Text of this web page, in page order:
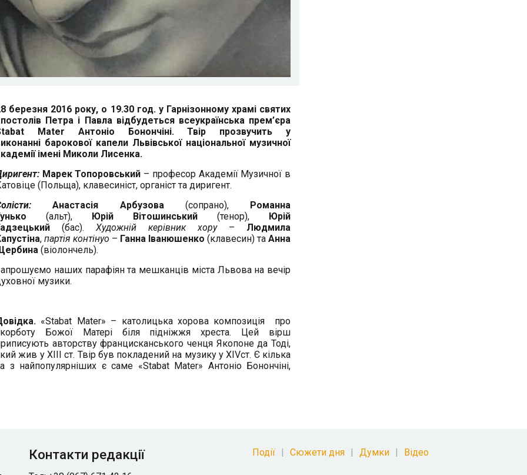
березня 2016 року, о 19.30 год. у Гарнізонному храмі святих
Петра і Павла відбудеться всеукраїнська прем’єра
Mater Антоніо Бонончіні. Твір прозвучить у
барокової капели Львівської національної музичної
імені Миколи Лисенка.
Марек Топоровський – професор Академії Музичної в
(Польща), клавесиніст, органіст та диригент.
Анастасія Арбузова (сопрано),
Романна
(альт), Юрій Вітошинський (тенор),
Юрій
(бас). Художній керівник хору– Людмила
, партія контінуо – Ганна Іванюшенко (клавесин) та Анна
(віолончель).
наших парафіян та мешканців міста Львова на вечір
музики.
«Stabat Mater» – католицька хорова композиція про
Божої Матері біля підніжжя хреста. Цей вірш
авторству францисканського ченця Якопоне да Тоді,
жив у ХІІІ ст. Твір був покладений на музику у ХІVст. Є кілька
з найпопулярніших є саме «Stabat Mater» Антоніо Бонончіні,
Контакти редакції Події Сюжети дня Думки Відео